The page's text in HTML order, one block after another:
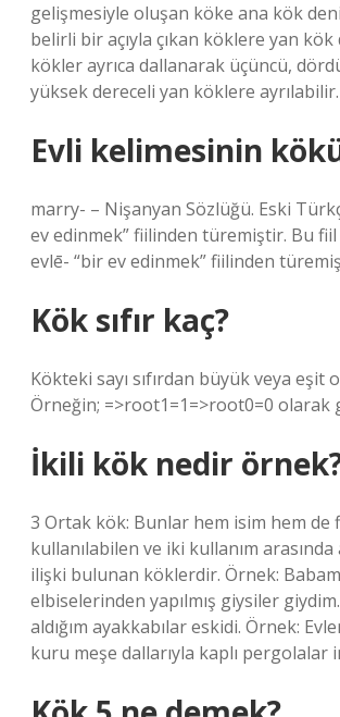
gelişmesiyle oluşan köke ana kök
belirli bir açıyla çıkan köklere yan kök
kökler ayrıca dallanarak üçüncü,
yüksek dereceli yan köklere ayrılabilir.
Evli kelimesinin
marry- – Nişanyan Sözlüğü. Eski
ev edinmek” fiilinden türemiştir. Bu
evlē- “bir ev edinmek” fiilinden
Kök sıfır kaç?
Kökteki sayı sıfırdan büyük veya eşit
Örneğin; =>root1=1=>root0=0 olarak
İkili kök nedir
3 Ortak kök: Bunlar hem isim hem
kullanılabilen ve iki kullanım
ilişki bulunan köklerdir. Örnek:
elbiselerinden yapılmış giysiler giydim.
aldığım ayakkabılar eskidi. Örnek:
kuru meşe dallarıyla kaplı pergolalar